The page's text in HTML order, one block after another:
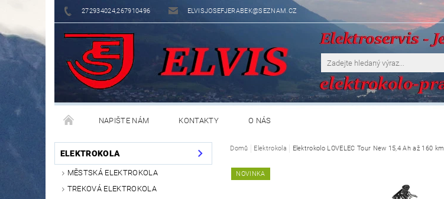
272934024,267910496 ELVISJOSEFJERABEK@SEZNAM.CZ
NAPIŠTE NÁM KONTAKTY O NÁS
ELEKTROKOLA
MĚSTSKÁ ELEKTROKOLA
TREKOVÁ ELEKTROKOLA
Domů Elektrokola Elektrokolo LOVELEC Tour New 15,4 Ah až 160 km
NOVINKA